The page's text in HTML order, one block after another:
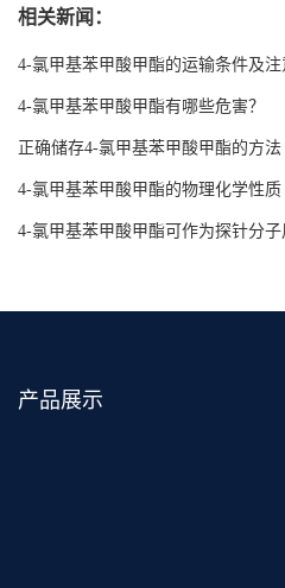
相关新闻：
4-氯甲基苯甲酸甲酯的运输条件及注
4-氯甲基苯甲酸甲酯有哪些危害？
正确储存4-氯甲基苯甲酸甲酯的方法
4-氯甲基苯甲酸甲酯的物理化学性质
4-氯甲基苯甲酸甲酯可作为探针分
产品展示